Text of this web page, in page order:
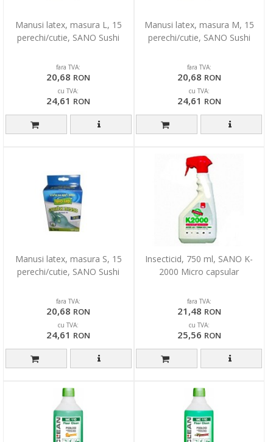
Manusi latex, masura L, 15
perechi/cutie, SANO Sushi
fara TVA:
20,68 RON
cu TVA:
24,61 RON
Manusi latex, masura M, 15
perechi/cutie, SANO Sushi
fara TVA:
20,68 RON
cu TVA:
24,61 RON
Manusi latex, masura S, 15
perechi/cutie, SANO Sushi
fara TVA:
20,68 RON
cu TVA:
24,61 RON
Insecticid, 750 ml, SANO K-
2000 Micro capsular
fara TVA:
21,48 RON
cu TVA:
25,56 RON